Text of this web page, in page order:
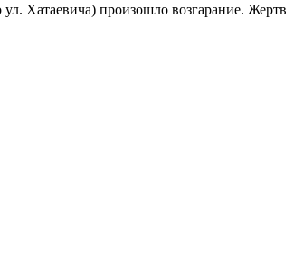
Хатаевича) произошло возгарание. Жертв